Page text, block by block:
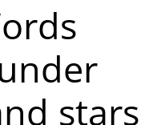
stars